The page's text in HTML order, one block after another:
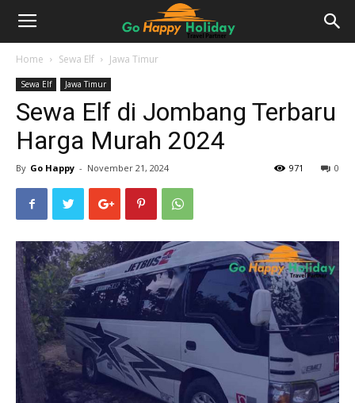
Home Sewa Elf Jawa Timur
Sewa Elf Jawa Timur
Sewa Elf di Jombang Terbaru
Harga Murah 2024
By Go Happy - November 21, 2024 0
971